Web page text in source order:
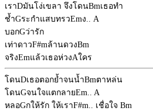
เราDมันโง่เขลา จึงโดนBmเธอทำ
ช้ำGระกำแสบทรวEmง.. A
บอกGว่ารัก
เท่าดาวF#mล้านดวงBm
จริงEmแล้วเธอห่วงAใคร
โดนDเธอตอกย้ำจนน้ำBmตาหล่น
โดนGจนใจแตกลายEm.. A
หลอGกให้รัก ให้เราF#m.. เชื่อใจ Bm